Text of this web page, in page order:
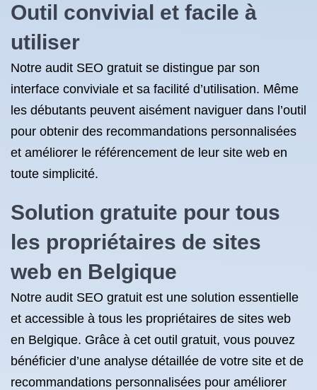
Outil convivial et facile à
utiliser
Notre audit SEO gratuit se distingue par son
interface conviviale et sa facilité d’utilisation. Même
les débutants peuvent aisément naviguer dans l’outil
pour obtenir des recommandations personnalisées
et améliorer le référencement de leur site web en
toute simplicité.
Solution gratuite pour tous
les propriétaires de sites
web en Belgique
Notre audit SEO gratuit est une solution essentielle
et accessible à tous les propriétaires de sites web
en Belgique. Grâce à cet outil gratuit, vous pouvez
bénéficier d’une analyse détaillée de votre site et de
recommandations personnalisées pour améliorer